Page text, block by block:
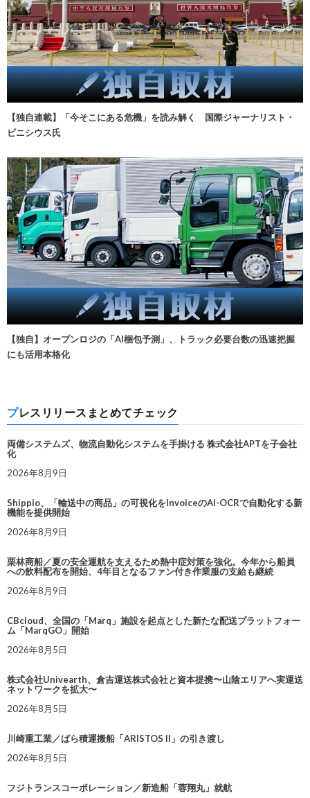
【独自連載】「今そこにある危機」を読み解く 国際ジャーナリスト・
ビニシウス氏
【独自】オープンロジの「AI梱包予測」、トラック必要台数の迅速把握
にも活用本格化
プレスリリースまとめてチェック
両備システムズ、物流自動化システムを手掛ける 株式会社APTを子会社
化
2026年8月9日
Shippio、「輸送中の商品」の可視化をInvoiceのAI-OCRで自動化する新
機能を提供開始
2026年8月9日
栗林商船／夏の安全運航を支えるため熱中症対策を強化。今年から船員
への飲料配布を開始、4年目となるファン付き作業服の支給も継続
2026年8月9日
CBcloud、全国の「Marq」施設を起点とした新たな配送プラットフォー
ム「MarqGO」開始
2026年8月5日
株式会社Univearth、倉吉運送株式会社と資本提携〜山陰エリアへ実運送
ネットワークを拡大〜
2026年8月5日
川崎重工業／ばら積運搬船「ARISTOS II」の引き渡し
2026年8月5日
フジトランスコーポレーション／新造船「蓉翔丸」就航